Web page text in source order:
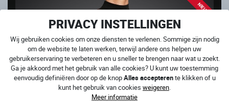
PRIVACY INSTELLINGEN
Wij gebruiken cookies om onze diensten te verlenen. Sommige zijn nodig
om de website te laten werken, terwijl andere ons helpen uw
gebruikerservaring te verbeteren en u sneller te brengen naar wat u zoekt.
Ga je akkoord met het gebruik van alle cookies? U kunt uw toestemming
eenvoudig definiëren door op de knopAlles accepterente klikken of u
kunt het gebruik van cookies weigeren.
Meer informatie
NIEUW